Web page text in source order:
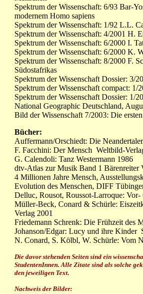
Spektrum der Wissenschaft: 6/93 Bar-
modernem Homo sapiens
Spektrum der Wissenschaft: 1/92 L.L.
Spektrum der Wissenschaft: 4/2001 H.
Spektrum der Wissenschaft: 6/2000 I.
Spektrum der Wissenschaft: 6/2000 K.
Spektrum der Wissenschaft: 8/2000 F.
Südostafrikas
Spektrum der Wissenschaft Dossier: 3/
Spektrum der Wissenschaft compact:
Spektrum der Wissenschaft Dossier: 1/
National Geographic Deutschland,
Bild der Wissenschaft 7/2003: Die
Bücher:
Auffermann/Orschiedt: Die
F. Facchini: Der Mensch Weltbild-
G. Calendoli: Tanz Westermann 1986
dtv-Atlas zur Musik Band 1 Bärenreiter
4 Millionen Jahre Mensch,
Evolution des Menschen, DIFF
Delluc, Rousot, Roussot-Larroque:
Müller-Beck, Conard & Schürle:
Verlag 2001
Friedemann Schrenk: Die Frühzeit des
Johanson/Edgar: Lucy und ihre Kinder
N. Conard, S. Kölbl, W. Schürle: Vom
Die davor stehenden Seiten sind ein
StudentenInnen. Alle Zitate sind als solche
den jeweiligen Text.
Nachweis der Bilder: